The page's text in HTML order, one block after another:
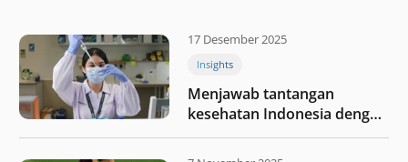
17 Desember 2025
Insights
Menjawab tantangan
kesehatan Indonesia dengan
berinvestasi di teknologi
kesehatan